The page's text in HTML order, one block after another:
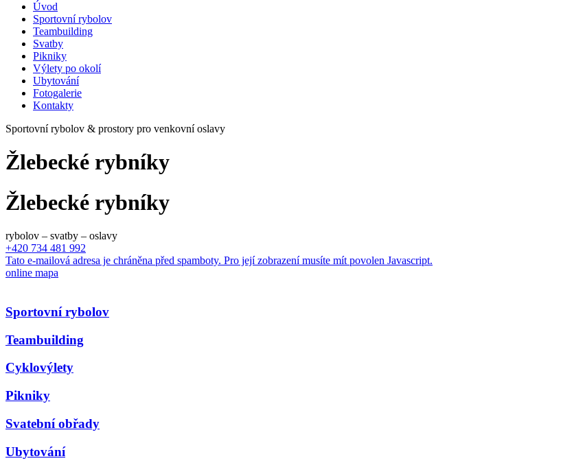
Úvod
Sportovní rybolov
Teambuilding
Svatby
Pikniky
Výlety po okolí
Ubytování
Fotogalerie
Kontakty
Sportovní rybolov & prostory pro venkovní oslavy
Žlebecké rybníky
Žlebecké rybníky
rybolov – svatby – oslavy
+420 734 481 992
Tato e-mailová adresa je chráněna před spamboty. Pro její zobrazení musíte mít povolen Javascript.
online mapa
Sportovní rybolov
Teambuilding
Cyklovýlety
Pikniky
Svatební obřady
Ubytování